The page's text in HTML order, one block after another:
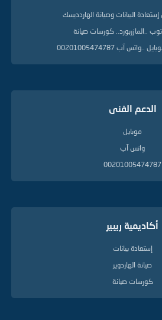
البيانات وصيانة الهاردديسك
..المازربورد.. كورسات صيانة
آب 00201005474787
الدعم الفنى
موبايل
واتس آب
00201005474787
أكاديمية ريبير
إستعادة بيانات
صيانة الهاردوير
كورسات صيانة